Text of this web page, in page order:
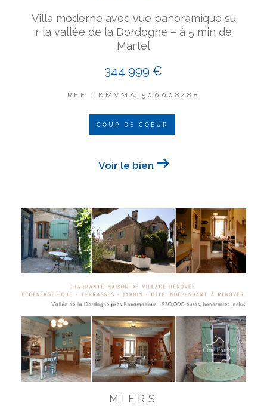
Villa moderne avec vue panoramique su
r la vallée de la Dordogne – à 5 min de
Martel
344 999 €
REF : KMVMA1500008488
COUP DE COEUR
Voir le bien
MIERS